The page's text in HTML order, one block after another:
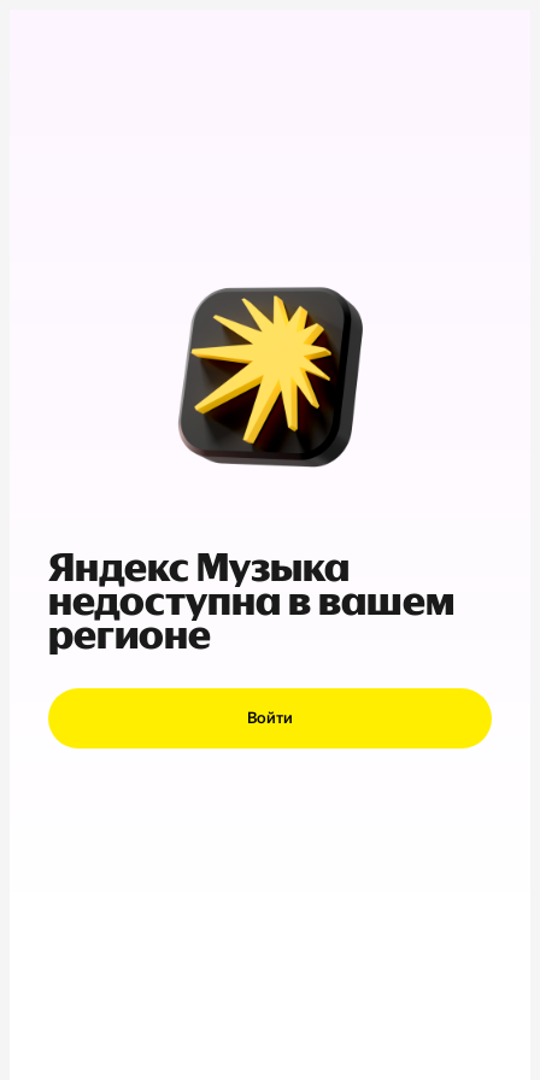
Яндекс Музыка
недоступна в вашем
регионе
Войти